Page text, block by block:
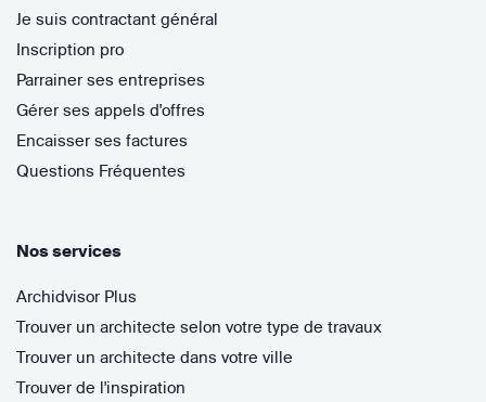
Je suis contractant général
Inscription pro
Parrainer ses entreprises
Gérer ses appels d'offres
Encaisser ses factures
Questions Fréquentes
Nos services
Archidvisor Plus
Trouver un architecte selon votre type de travaux
Trouver un architecte dans votre ville
Trouver de l'inspiration